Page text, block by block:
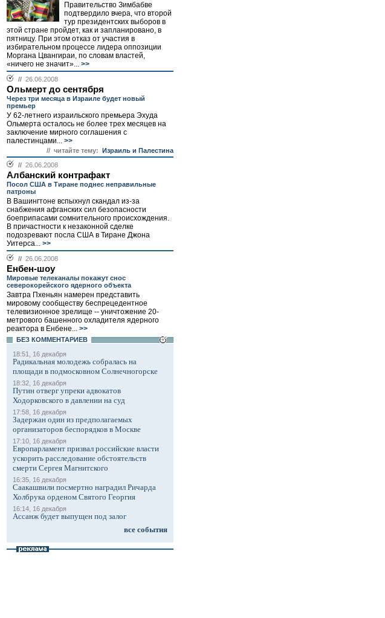
Правительство Зимбабве
подтвердило вчера, что второй
тур президентских выборов в
этой стране пройдет, как и запланировано, в
пятницу. При этом отказ от участия в
избирательном процессе лидера оппозиции
Моргана Цвангираи, по словам властей,
«ничего не значит»... >>
// 26.06.2008
Ольмерт до сентября
Через три месяца в Израиле будет новый
премьер
У 62-летнего израильского премьера Эхуда
Ольмерта осталось не более трех месяцев на
заключение мирного соглашения с
палестинцами... >>
// читайте тему: Израиль и Палестина
// 26.06.2008
Албанский контрафакт
Посол США в Тиране поднес неправильные
патроны
В Вашингтоне вспыхнул скандал из-за
снабжения афганских сил безопасности
боеприпасами сомнительного происхождения.
В причастности к незаконной сделке
подозревают посла США в Тиране Джона
Уитерса... >>
// 26.06.2008
Енбен-шоу
Мировые телеканалы покажут снос
северокорейского ядерного объекта
Завтра Пхеньян намерен представить
мировому сообществу беспрецедентное
телевизионное зрелище -- уничтожение 20-
метрового башенного охладителя ядерного
реактора в Енбене... >>
БЕЗ КОМMЕНТАРИЕВ
18:51, 16 декабря
Радикальная молодежь собралась на
площади в подмосковном Солнечногорске
18:32, 16 декабря
Путин отверг упреки адвокатов
Ходорковского в давлении на суд
17:58, 16 декабря
Задержан один из предполагаемых
организаторов беспорядков в Москве
17:10, 16 декабря
Европарламент призвал российские власти
ускорить расследование обстоятельств
смерти Сергея Магнитского
16:35, 16 декабря
Саакашвили посмертно наградил Ричарда
Холбрука орденом Святого Георгия
16:14, 16 декабря
Ассанж будет выпущен под залог
все события